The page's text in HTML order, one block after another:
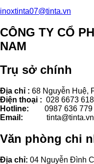
inoxtinta07@tinta.vn
CÔNG TY CỔ
NAM
Trụ sở chính
Địa chỉ : 68 Nguyễn Huệ,
Điện thoại : 028 6673
Hotline: 0987 636
Email:
Văn phòng chi
Địa chỉ: 04 Nguyễn Đình